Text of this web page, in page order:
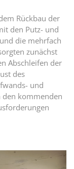
Rückbau der
den Putz- und
die mehrfach
zunächst
Abschleifen der
des
und
den kommenden